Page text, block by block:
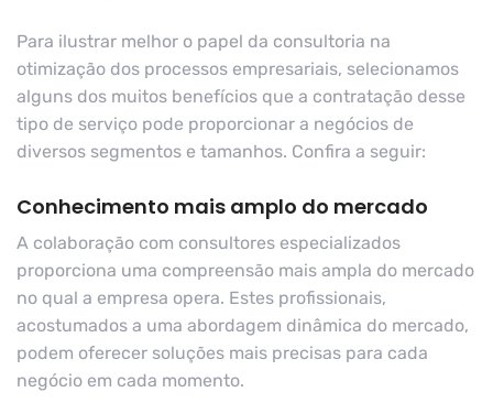
Para ilustrar melhor o papel da consultoria na
otimização dos processos empresariais, selecionamos
alguns dos muitos benefícios que a contratação desse
tipo de serviço pode proporcionar a negócios de
diversos segmentos e tamanhos. Confira a seguir:
Conhecimento mais amplo do mercado
A colaboração com consultores especializados
proporciona uma compreensão mais ampla do mercado
no qual a empresa opera. Estes profissionais,
acostumados a uma abordagem dinâmica do mercado,
podem oferecer soluções mais precisas para cada
negócio em cada momento.